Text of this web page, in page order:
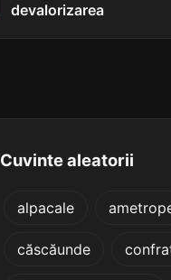
devalorizarea
federalizarea
generalizarea
imbecilizarea
Cuvinte aleatorii
alpacale
căscăunde